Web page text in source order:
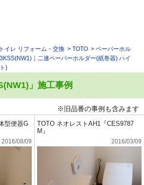
トイレ リフォーム・交換 TOTO
ペーパーホル
｜二連ペーパーホルダー(紙巻器) ハイ
)
」施工事例
※旧品番の事例も含みます
型便器G
2016/08/09
TOTO ネオレストAH1『CES9787
M』
2016/03/09